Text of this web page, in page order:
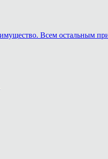
имущество. Всем остальным